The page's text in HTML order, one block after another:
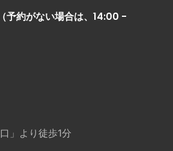
予約がない場合は、14:00 -
」より徒歩1分